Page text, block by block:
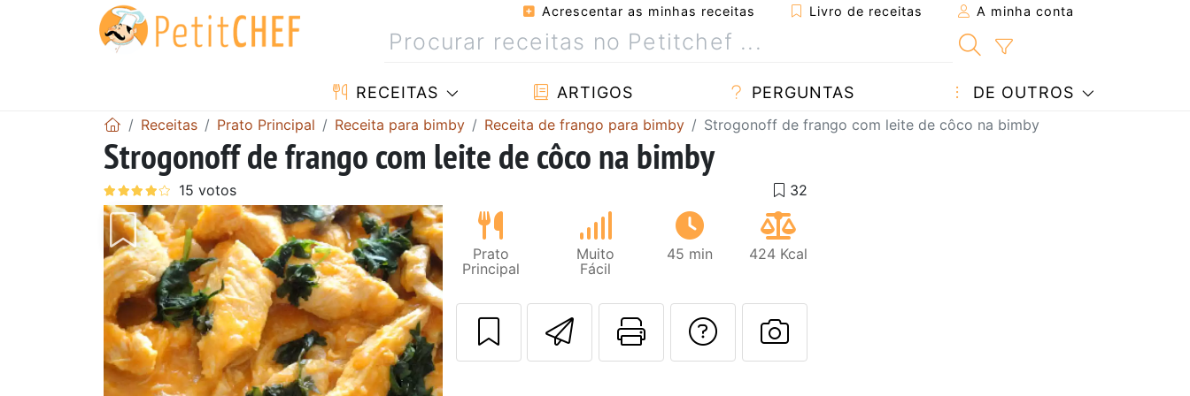
Acrescentar as minhas receitas Livro de receitas A minha conta
RECEITAS ARTIGOS PERGUNTAS DE OUTROS
Receitas Prato Principal Receita para bimby Receita de frango para bimby Strogonoff de frango com leite de côco na bimby
Strogonoff de frango com leite de côco na bimby
Prato
Principal
Muito
Fácil
45 min 424 Kcal
Enviar esta receita a um amigo
Imprima esta página
Falar com o autor da receita
Fez esta receita? Compartilhe